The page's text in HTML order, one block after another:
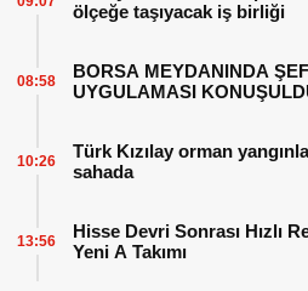
ölçeğe taşıyacak iş birliği
BORSA MEYDANINDA
UYGULAMASI
08:58
Türk Kızılay orman
sahada
10:26
Hisse Devri Sonrası Hızlı
Yeni A Takımı
13:56